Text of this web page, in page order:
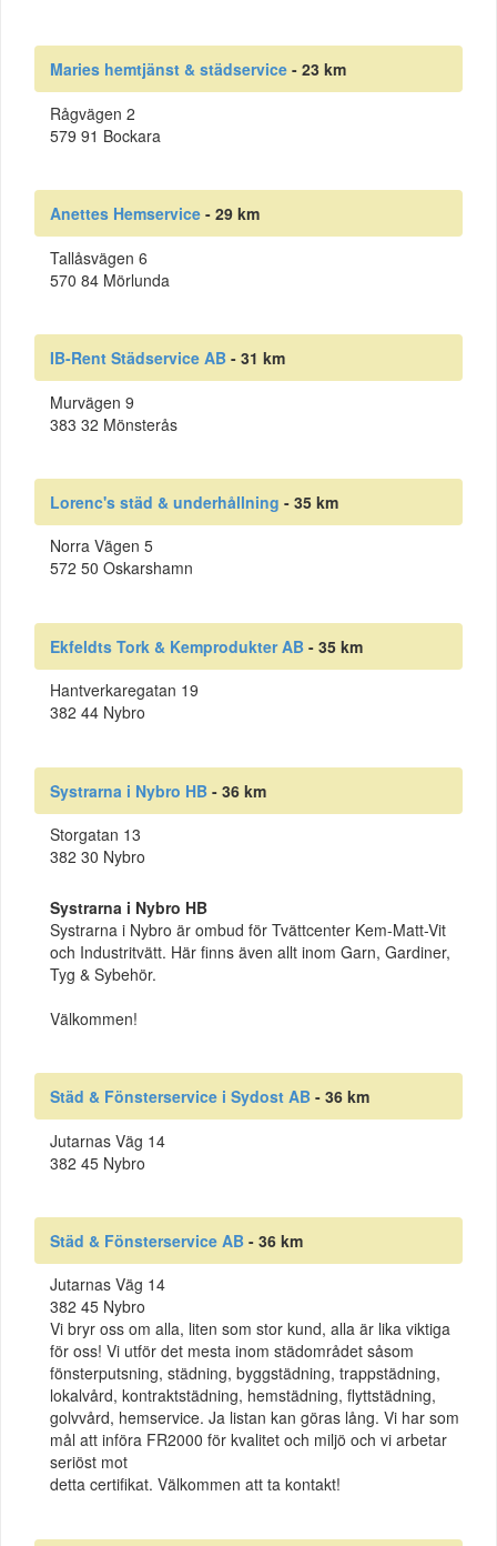
Maries hemtjänst & städservice - 23 km
Rågvägen 2
579 91 Bockara
Anettes Hemservice - 29 km
Tallåsvägen 6
570 84 Mörlunda
IB-Rent Städservice AB - 31 km
Murvägen 9
383 32 Mönsterås
Lorenc's städ & underhållning - 35 km
Norra Vägen 5
572 50 Oskarshamn
Ekfeldts Tork & Kemprodukter AB - 35 km
Hantverkaregatan 19
382 44 Nybro
Systrarna i Nybro HB - 36 km
Storgatan 13
382 30 Nybro
Systrarna i Nybro HB
Systrarna i Nybro är ombud för Tvättcenter Kem-Matt-Vit
och Industritvätt. Här finns även allt inom Garn, Gardiner,
Tyg & Sybehör.
Välkommen!
Städ & Fönsterservice i Sydost AB - 36 km
Jutarnas Väg 14
382 45 Nybro
Städ & Fönsterservice AB - 36 km
Jutarnas Väg 14
382 45 Nybro
Vi bryr oss om alla, liten som stor kund, alla är lika viktiga
för oss! Vi utför det mesta inom städområdet såsom
fönsterputsning, städning, byggstädning, trappstädning,
lokalvård, kontraktstädning, hemstädning, flyttstädning,
golvvård, hemservice. Ja listan kan göras lång. Vi har som
mål att införa FR2000 för kvalitet och miljö och vi arbetar
seriöst mot
detta certifikat. Välkommen att ta kontakt!